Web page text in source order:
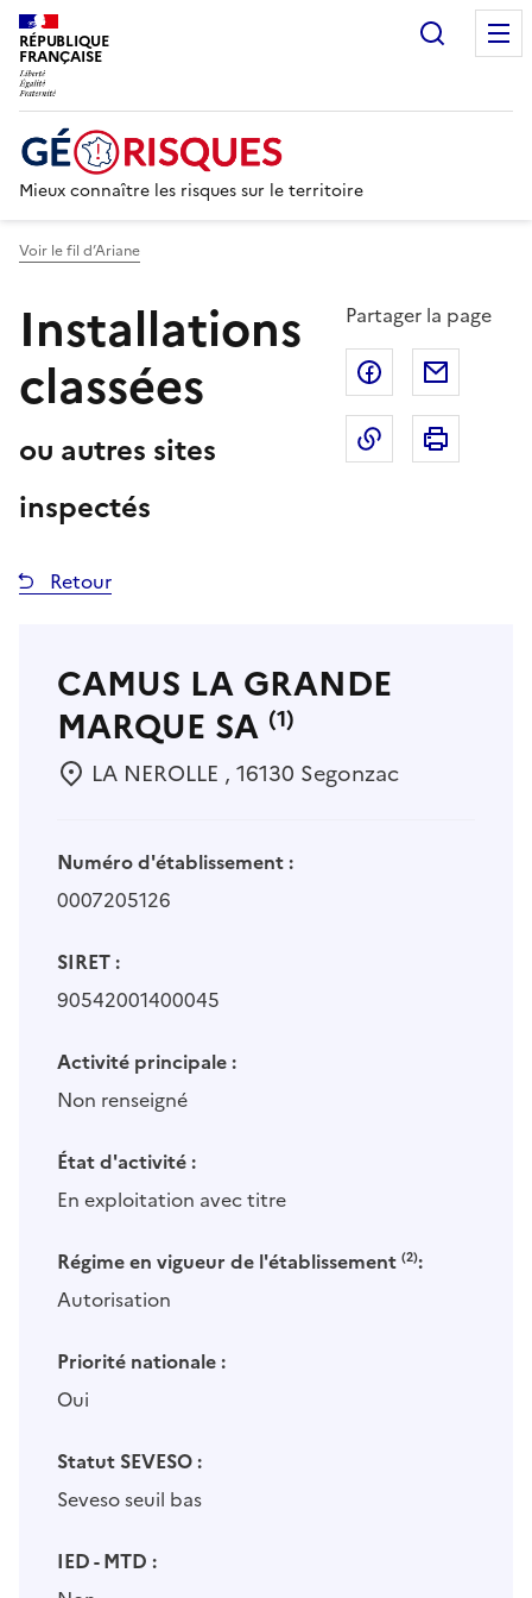
RÉPUBLIQUE
FRANÇAISE
Mieux connaître les risques sur le territoire
Voir le fil d’Ariane
Installations
classées
ou autres sites
inspectés
Partager la page
Partager sur
Copier dans
Retour
CAMUS LA GRANDE
MARQUE SA (1)
LA NEROLLE , 16130 Segonzac
Numéro d'établissement :
0007205126
SIRET :
90542001400045
Activité principale :
Non renseigné
État d'activité :
En exploitation avec titre
Régime en vigueur de l'établissement (2):
Autorisation
Priorité nationale :
Oui
Statut SEVESO :
Seveso seuil bas
IED - MTD :